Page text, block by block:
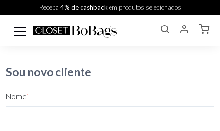
Receba 4% de cashbackem produtos selecionados
Sou novo cliente
Nome*